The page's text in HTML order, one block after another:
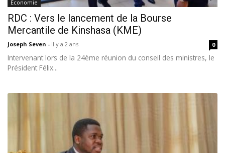
Économie
RDC : Vers le lancement de la Bourse
Mercantile de Kinshasa (KME)
Joseph Seven - Il y a 2 ans 0
Intervenant lors de la 24ème réunion du conseil des ministres, le
Président Félix...